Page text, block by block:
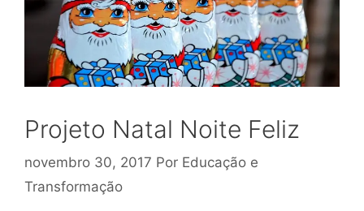
Projeto Natal Noite Feliz
novembro 30, 2017 Por Educação e
Transformação